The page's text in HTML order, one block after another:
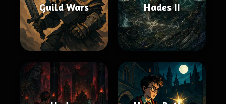
Guild Wars Hades II